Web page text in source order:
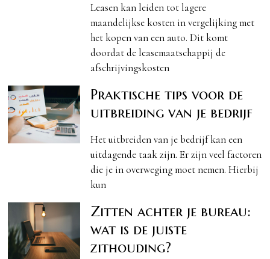
Leasen kan leiden tot lagere
maandelijkse kosten in vergelijking met
het kopen van een auto. Dit komt
doordat de leasemaatschappij de
afschrijvingskosten
Praktische tips voor de
uitbreiding van je bedrijf
Het uitbreiden van je bedrijf kan een
uitdagende taak zijn. Er zijn veel factoren
die je in overweging moet nemen. Hierbij
kun
Zitten achter je bureau:
wat is de juiste
zithouding?